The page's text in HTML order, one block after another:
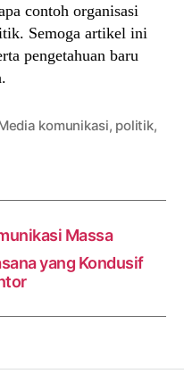
contoh organisasi
Semoga artikel ini
pengetahuan baru
komunikasi, politik,
Massa
yang Kondusif